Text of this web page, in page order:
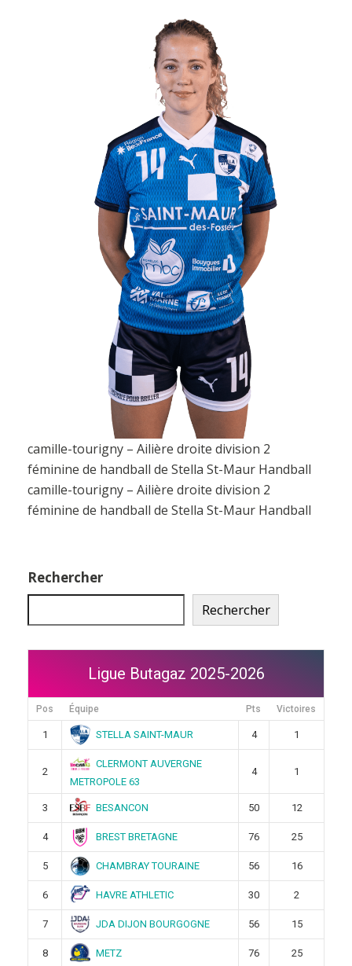
camille-tourigny – Ailière droite division 2
féminine de handball de Stella St-Maur Handball
camille-tourigny – Ailière droite division 2
féminine de handball de Stella St-Maur Handball
Rechercher
Rechercher
Ligue Butagaz 2025-2026
Pos Équipe Pts Victoires
1 STELLA SAINT-MAUR 4 1
2
CLERMONT AUVERGNE
METROPOLE 63
4 1
3 BESANCON 50 12
4 BREST BRETAGNE 76 25
5 CHAMBRAY TOURAINE 56 16
6 HAVRE ATHLETIC 30 2
7 JDA DIJON BOURGOGNE 56 15
8 METZ 76 25